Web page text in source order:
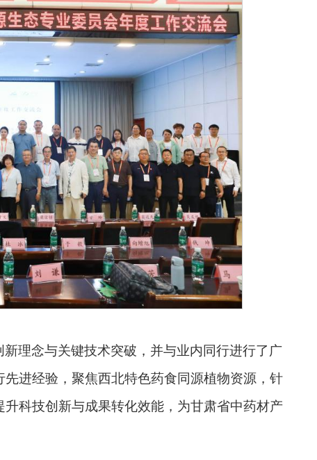
理念与关键技术突破，并与业内同行进行了广
进经验，聚焦西北特色药食同源植物资源，针
科技创新与成果转化效能，为甘肃省中药材产